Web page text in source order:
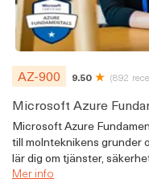
AZ-900 9.50 (892
Microsoft Azure
Microsoft Azure
till molnteknikens grunder
lär dig om tjänster,
Mer info